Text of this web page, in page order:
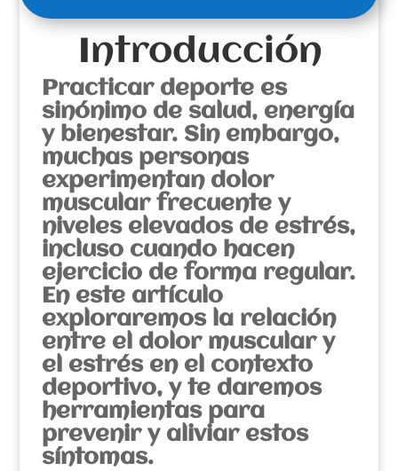
Introducción
Practicar deporte es
sinónimo de salud, energía
y bienestar. Sin embargo,
muchas personas
experimentan dolor
muscular frecuente y
niveles elevados de estrés,
incluso cuando hacen
ejercicio de forma regular.
En este artículo
exploraremos la relación
entre el dolor muscular y
el estrés en el contexto
deportivo, y te daremos
herramientas para
prevenir y aliviar estos
síntomas.